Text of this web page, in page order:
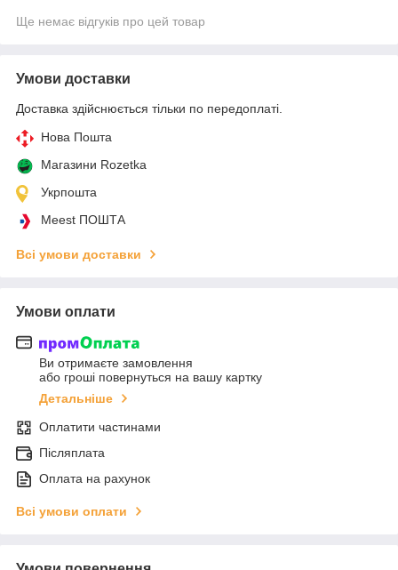
Ще немає відгуків про цей товар
Умови доставки
Доставка здійснюється тільки по передоплаті.
Нова Пошта
Магазини Rozetka
Укрпошта
Meest ПОШТА
Всі умови доставки
Умови оплати
Ви отримаєте замовлення
або гроші повернуться на вашу картку
Детальніше
Оплатити частинами
Післяплата
Оплата на рахунок
Всі умови оплати